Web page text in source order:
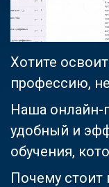
Хотите
профессию,
Наша онлайн-
удобный и
обучения,
Почему стоит